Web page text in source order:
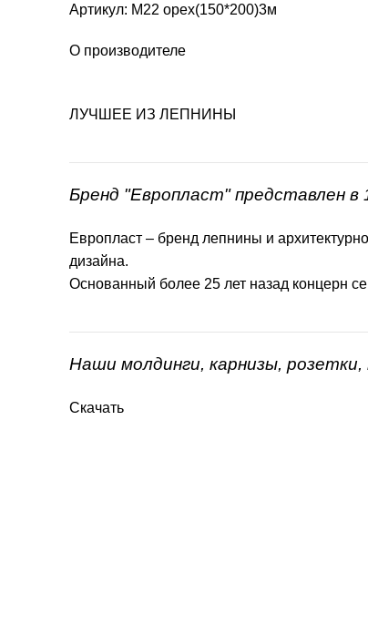
Артикул: М22 орех(150*200)3м
О производителе
ЛУЧШЕЕ ИЗ ЛЕПНИНЫ
Бренд "Европласт" представлен в
Европласт – бренд лепнины и
дизайна.
Основанный более 25 лет назад концерн
Наши молдинги, карнизы,
Скачать